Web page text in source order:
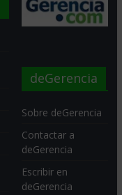
deGerencia
Sobre deGerencia
Contactar a
deGerencia
Escribir en
deGerencia